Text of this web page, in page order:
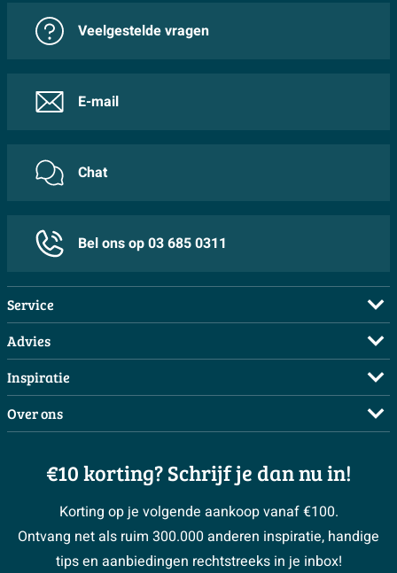
Veelgestelde vragen
E-mail
Chat
Bel ons op 03 685 0311
Service
Veelgestelde vragen
Bestellen
Betalen
Bezorgen / afhalen
Garantie / klachten
Reviewbeleid
> Naar de klantenservice
Advies
Maak een afspraak
Doe de offerte check
3D tekening maken
Klustips
Klusadvies
> Alle adviesmogelijkheden
Inspiratie
Complete badkamers
Complete toiletruimtes
Moodboards
Magazine
#MySawiday
Over ons
Over Sawiday
Vacatures
Sawiday PRO
BeCommerce
€10 korting? Schrijf je dan nu in!
Korting op je volgende aankoop vanaf €100.
Ontvang net als ruim 300.000 anderen inspiratie, handige
tips en aanbiedingen rechtstreeks in je inbox!